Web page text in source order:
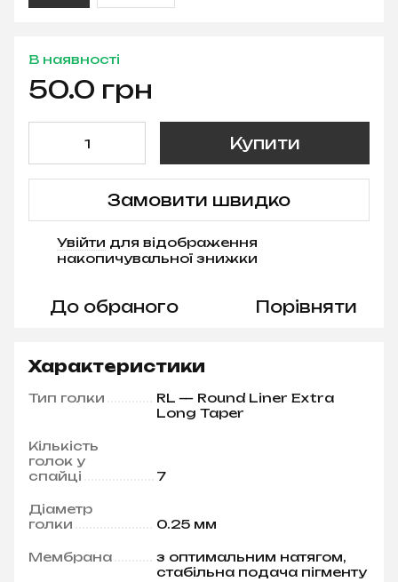
В наявності
50.0 грн
Купити
Замовити швидко
Увійти для відображення
накопичувальної знижки
До обраного Порівняти
Характеристики
Тип голки
RL — Round Liner Extra
Long Taper
Кількість
голок у
спайці
7
Діаметр
голки
0.25 мм
Мембрана
з оптимальним натягом,
стабільна подача пігменту